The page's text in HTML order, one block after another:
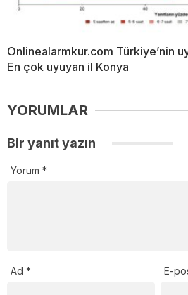
Onlinealarmkur.com Türkiye’nin
En çok uyuyan il Konya
YORUMLAR
Bir yanıt yazın
Yorum *
Ad * E-